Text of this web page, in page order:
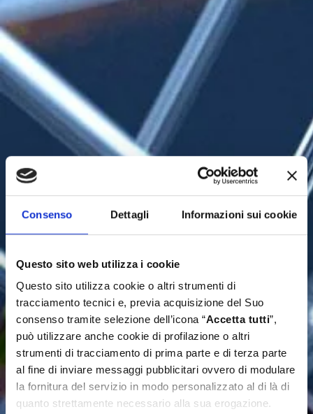
Consenso Dettagli Informazioni sui cookie
Questo sito web utilizza i cookie
Questo sito utilizza cookie o altri strumenti di
tracciamento tecnici e, previa acquisizione del Suo
consenso tramite selezione dell’icona “Accetta tutti”,
può utilizzare anche cookie di profilazione o altri
strumenti di tracciamento di prima parte e di terza parte
al fine di inviare messaggi pubblicitari ovvero di modulare
la fornitura del servizio in modo personalizzato al di là di
quanto strettamente necessario alla sua erogazione.